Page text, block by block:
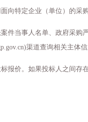
向特定企业（单位）的采购
件当事人名单、政府采
渠道查询相关主体
报价。如果投标人之间